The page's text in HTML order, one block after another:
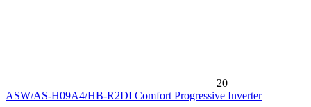
20
ASW/AS-H09A4/HB-R2DI Comfort Progressive Inverter